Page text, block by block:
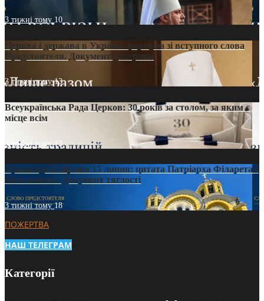
3 тижні тому 10
Церква і держава в Україні: формула зі вступного слова
Предстоятеля. Документ доктрини
3 тижні тому13
Всеукраїнська Рада Церков: 30 років за столом, за яким є
місце всім
3 тижні тому13
Проповідь Епіфанія 15 липня: цитата Патріарха Філарета з
його амвона. Документ тяглості
3 тижні тому18
ПОЖЕРТВА
НАШ ТЕЛЕГРАМ
Категорії